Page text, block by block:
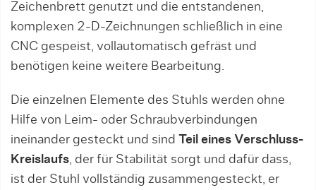
Zeichenbrett genutzt und die entstandenen,
komplexen 2-D-Zeichnungen schließlich in eine
CNC gespeist, vollautomatisch gefräst und
benötigen keine weitere Bearbeitung.
Die einzelnen Elemente des Stuhls werden ohne
Hilfe von Leim- oder Schraubverbindungen
ineinander gesteckt und sind Teil eines Verschluss-
Kreislaufs, der für Stabilität sorgt und dafür dass,
ist der Stuhl vollständig zusammengesteckt, er